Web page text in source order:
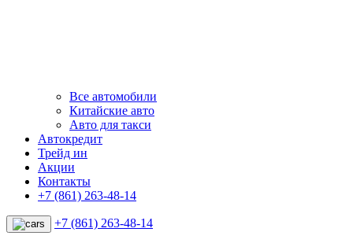
Все автомобили
Китайские авто
Авто для такси
Автокредит
Трейд ин
Акции
Контакты
+7 (861) 263-48-14
+7 (861) 263-48-14